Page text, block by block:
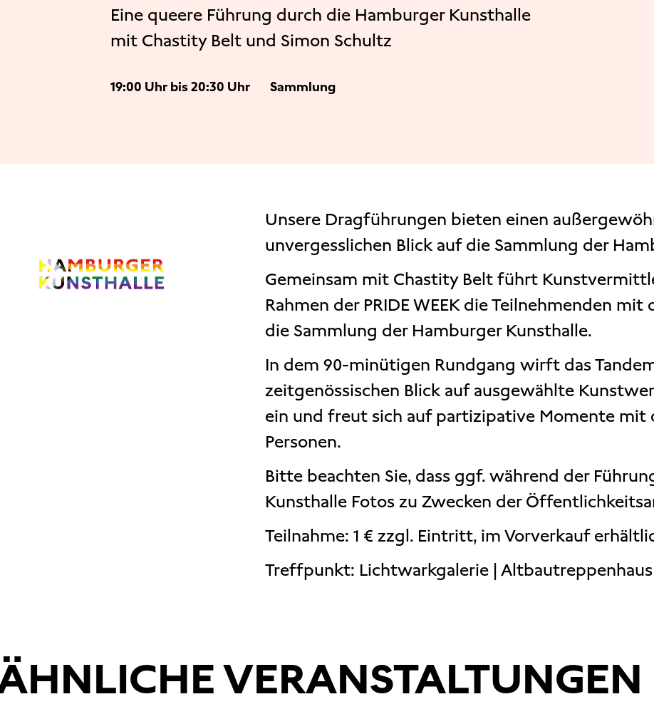
Eine queere Führung durch die Hamburger Kunsthalle
mit Chastity Belt und Simon Schultz
19:00 Uhr bis 20:30 Uhr Sammlung
Unsere Dragführungen bieten einen
unvergesslichen Blick auf die Sammlung der
Gemeinsam mit Chastity Belt führt
Rahmen der PRIDE WEEK die Teilnehmenden
die Sammlung der Hamburger Kunsthalle.
In dem 90-minütigen Rundgang wirft das
zeitgenössischen Blick auf ausgewählte
ein und freut sich auf partizipative Momente mit
Personen.
Bitte beachten Sie, dass ggf. während der
Kunsthalle Fotos zu Zwecken der
Teilnahme: 1 € zzgl. Eintritt, im Vorverkauf
Treffpunkt: Lichtwarkgalerie |
VERANSTALTUNGEN